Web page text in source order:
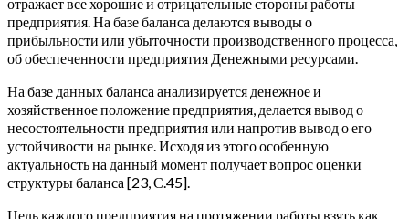
предприятия. На базе баланса делаются выводы о
прибыльности или убыточности производственного процесса,
об обеспеченности предприятия Денежными ресурсами.
На базе данных баланса анализируется денежное и
хозяйственное положение предприятия, делается вывод о
несостоятельности предприятия или напротив вывод о его
устойчивости на рынке. Исходя из этого особенную
актуальность на данный момент получает вопрос оценки
структуры баланса [23, С.45].
Цель каждого предприятия на протяжении работы взять как